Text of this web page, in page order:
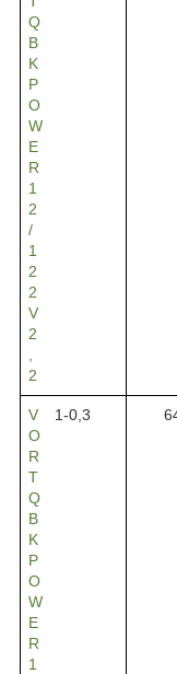
Q
B
K
P
O
W
E
R
1
2
/
1
2
2
V
2
2
V
O
R
T
Q
B
K
P
O
W
E
R
1
1-0,3